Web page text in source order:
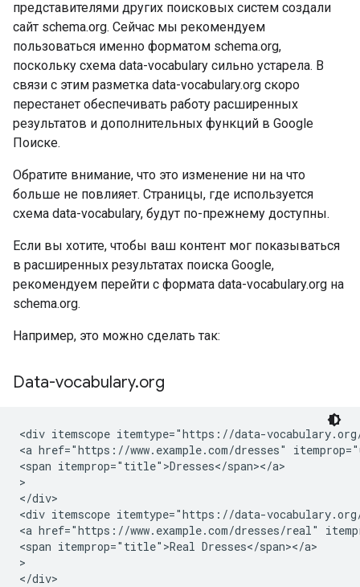
представителями других поисковых систем создали
сайт schema.org. Сейчас мы рекомендуем
пользоваться именно форматом schema.org,
поскольку схема data-vocabulary сильно устарела. В
связи с этим разметка data-vocabulary.org скоро
перестанет обеспечивать работу расширенных
результатов и дополнительных функций в Google
Поиске.
Обратите внимание, что это изменение ни на что
больше не повлияет. Страницы, где используется
схема data-vocabulary, будут по-прежнему доступны.
Если вы хотите, чтобы ваш контент мог показываться
в расширенных результатах поиска Google,
рекомендуем перейти с формата data-vocabulary.org на
schema.org.
Например, это можно сделать так:
Data-vocabulary.org
<div itemscope itemtype="https://data-vocabulary.org/
<a href="https://www.example.com/dresses"
<span itemprop="title">Dresses</span></a>
>
</div>
<div itemscope itemtype="https://data-vocabulary.org/
<a href="https://www.example.com/dresses/real"
<span itemprop="title">Real Dresses</span></a>
>
</div>